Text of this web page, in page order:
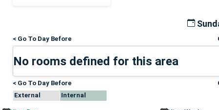
< Go To Day Before
No rooms defined for this area
< Go To Day Before
External
Internal